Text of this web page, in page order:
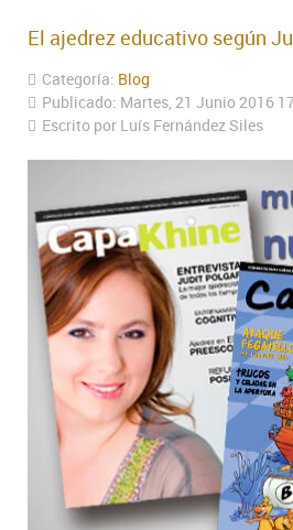
El ajedrez educativo según
Categoría: Blog
Publicado: Martes, 21 Junio 2016
Escrito por Luís Fernández Siles